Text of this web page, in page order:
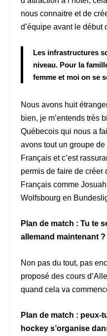
nous connaitre et de
d’équipe avant le début
Les infrastructures
niveau. Pour la
femme et moi on se
Nous avons huit
bien, je m’entends très
Québecois qui nous a
avons tout un groupe
Français et c’est
permis de faire de créer
Français comme
Wolfsbourg en
Plan de match : Tu te
allemand maintenant ?
Non pas du tout, pas
proposé des cours
quand cela va
Plan de match : peux-
hockey s’organise